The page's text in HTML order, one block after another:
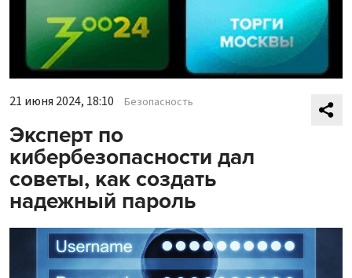
21 июня 2024, 18:10 Безопасность
Эксперт по
кибербезопасности дал
советы, как создать
надежный пароль